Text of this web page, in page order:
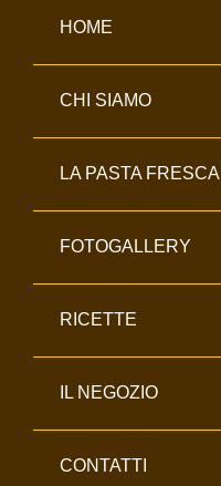
HOME
CHI SIAMO
LA PASTA FRESCA
FOTOGALLERY
RICETTE
IL NEGOZIO
CONTATTI